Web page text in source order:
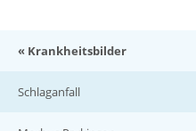
« Krankheitsbilder
Schlaganfall